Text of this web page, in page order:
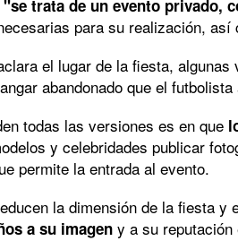
"se trata de un evento privado,
para su realización,
el lugar de la fiesta,
abandonado que el
todas las versiones es en que
y celebridades publicar
permite la entrada al evento.
la dimensión de la fiesta
a su imagen y a su